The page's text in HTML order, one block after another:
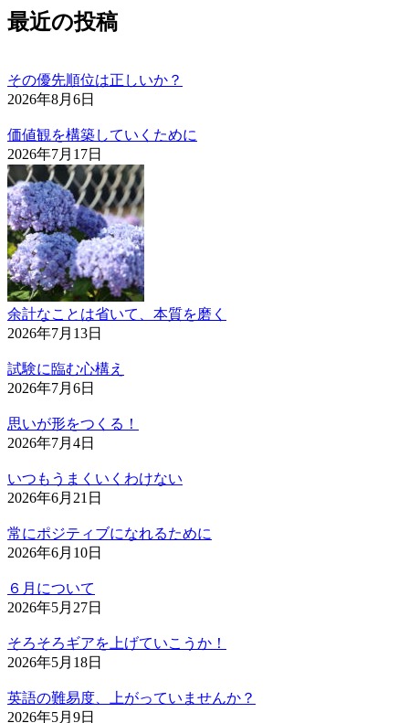
最近の投稿
その優先順位は正しいか？
2026年8月6日
価値観を構築していくために
2026年7月17日
余計なことは省いて、本質を磨く
2026年7月13日
試験に臨む心構え
2026年7月6日
思いが形をつくる！
2026年7月4日
いつもうまくいくわけない
2026年6月21日
常にポジティブになれるために
2026年6月10日
６月について
2026年5月27日
そろそろギアを上げていこうか！
2026年5月18日
英語の難易度、上がっていませんか？
2026年5月9日